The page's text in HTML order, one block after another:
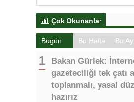
Çok Okunanlar
Bugün Bu Hafta Bu Ay
Bakan Gürlek:
gazeteciliği tek çatı
toplanmalı, yasal
hazırız